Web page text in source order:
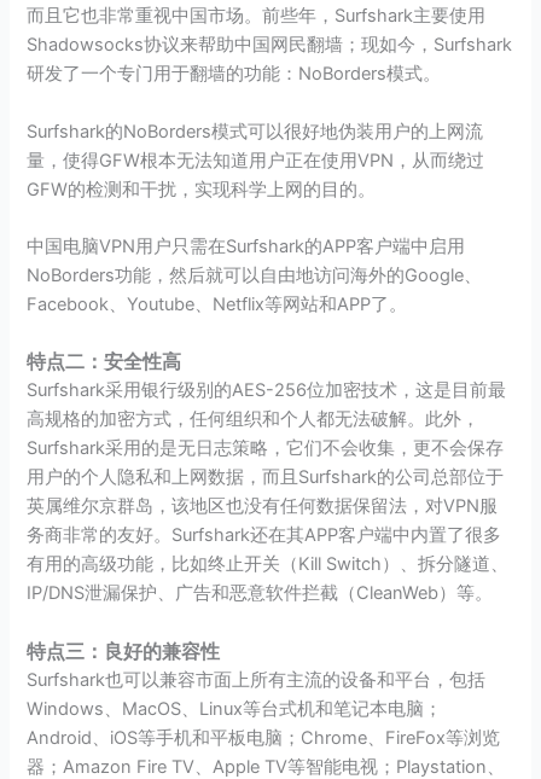
而且它也非常重视中国市场。前些年，Surfshark主要使用
Shadowsocks协议来帮助中国网民翻墙；现如今，Surfshark
研发了一个专门用于翻墙的功能：NoBorders模式。
Surfshark的NoBorders模式可以很好地伪装用户的上网流
量，使得GFW根本无法知道用户正在使用VPN，从而绕过
GFW的检测和干扰，实现科学上网的目的。
中国电脑VPN用户只需在Surfshark的APP客户端中启用
NoBorders功能，然后就可以自由地访问海外的Google、
Facebook、Youtube、Netflix等网站和APP了。
特点二：安全性高
Surfshark采用银行级别的AES-256位加密技术，这是目前最
高规格的加密方式，任何组织和个人都无法破解。此外，
Surfshark采用的是无日志策略，它们不会收集，更不会保存
用户的个人隐私和上网数据，而且Surfshark的公司总部位于
英属维尔京群岛，该地区也没有任何数据保留法，对VPN服
务商非常的友好。Surfshark还在其APP客户端中内置了很多
有用的高级功能，比如终止开关（Kill Switch）、拆分隧道、
IP/DNS泄漏保护、广告和恶意软件拦截（CleanWeb）等。
特点三：良好的兼容性
Surfshark也可以兼容市面上所有主流的设备和平台，包括
Windows、MacOS、Linux等台式机和笔记本电脑；
Android、iOS等手机和平板电脑；Chrome、FireFox等浏览
器；Amazon Fire TV、Apple TV等智能电视；Playstation、